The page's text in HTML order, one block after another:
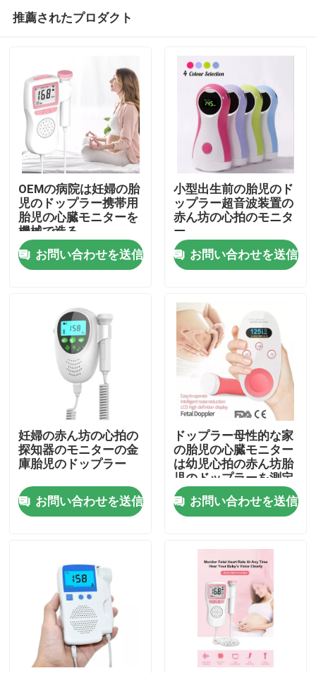
家
私たちに関しては
品質管理
お問い合わせ
スポイトの注入ポンプ
マルチパラメータ患者モニター
母性的な胎児のモニター
推薦されたプロダクト
OEMの病院は妊婦の胎
児のドップラー携帯用
胎児の心臓モニターを
機械で造る
お問い合わせを送信
小型出生前の胎児のド
ップラー超音波装置の
赤ん坊の心拍のモニタ
ー
お問い合わせを送信
妊婦の赤ん坊の心拍の
探知器のモニターの金
庫胎児のドップラー
お問い合わせを送信
ドップラー母性的な家
の胎児の心臓モニター
は幼児心拍の赤ん坊胎
児のドップラーを測定
する
お問い合わせを送信